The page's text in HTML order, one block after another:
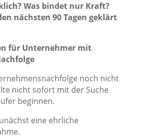
Was bindet nur Kraft?
nächsten 90 Tagen geklärt
für Unternehmer mit
noch nicht
nicht sofort mit der Suche
beginnen.
eine ehrliche